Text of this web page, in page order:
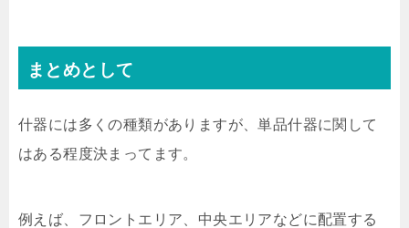
まとめとして
什器には多くの種類がありますが、単品什器に関して
はある程度決まってます。
例えば、フロントエリア、中央エリアなどに配置する